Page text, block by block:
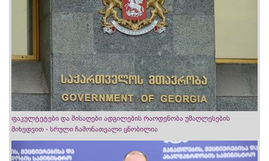
ფაკულტეტები და მისაღები ადგილების რაოდენობა უმაღლესების
მიხედვით - სრული ჩამონათვალი ცნობილია